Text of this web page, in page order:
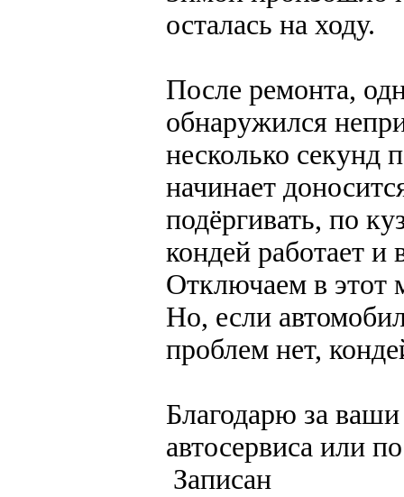
осталась на ходу.
После ремонта,
обнаружился
несколько секунд
начинает
подёргивать, по
кондей работает и
Отключаем в этот
Но, если
проблем нет,
Благодарю за
автосервиса или
Записан